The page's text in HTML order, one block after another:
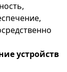
устройств